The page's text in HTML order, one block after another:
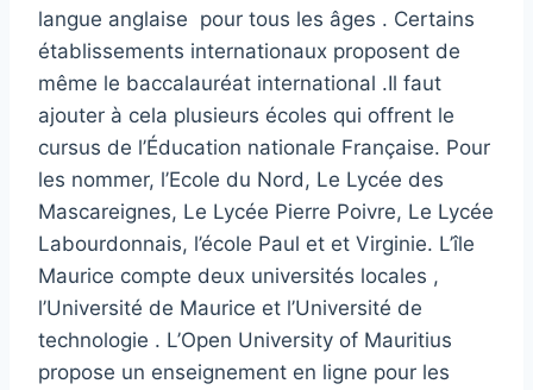
langue anglaise pour tous les âges . Certains
établissements internationaux proposent de
même le baccalauréat international .Il faut
ajouter à cela plusieurs écoles qui offrent le
cursus de l’Éducation nationale Française. Pour
les nommer, l’Ecole du Nord, Le Lycée des
Mascareignes, Le Lycée Pierre Poivre, Le Lycée
Labourdonnais, l’école Paul et et Virginie. L’île
Maurice compte deux universités locales ,
l’Université de Maurice et l’Université de
technologie . L’Open University of Mauritius
propose un enseignement en ligne pour les